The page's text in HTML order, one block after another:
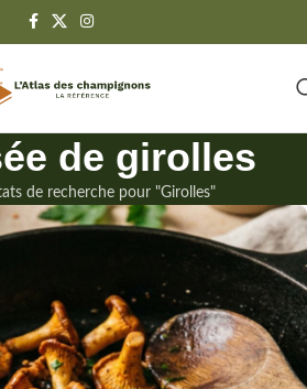
de girolles
de recherche pour "Girolles"